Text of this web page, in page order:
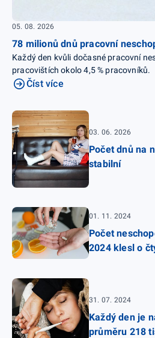
05. 08. 2026
78 milionů dnů pracovní
Každý den kvůli dočasné pracovní
pracovištích okolo 4,5 % pracovníků.
Číst více
03. 06. 2026
Počet dnů na
stabilní
01. 11. 2024
Počet
2024 klesl o
31. 07. 2024
Každý den je
průměru 218